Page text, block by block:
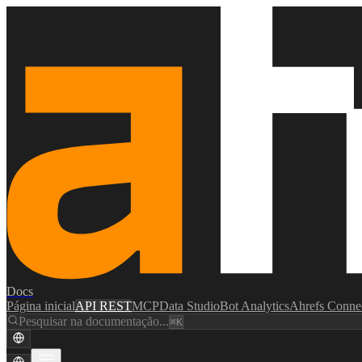
Docs
Página inicialAPI RESTMCPData StudioBot AnalyticsAhrefs
Pesquisar na documentação...⌘K